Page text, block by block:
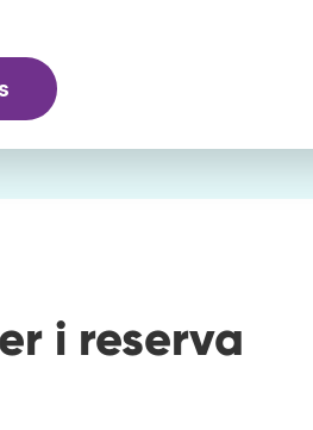
i reserva